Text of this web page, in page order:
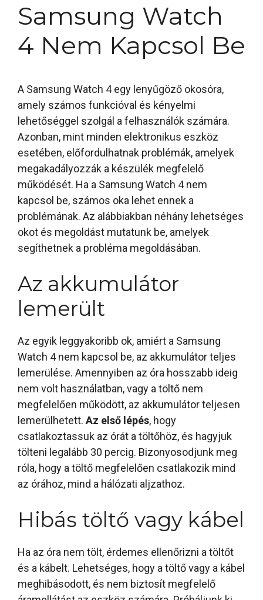
Samsung Watch
4 Nem Kapcsol Be
A Samsung Watch 4 egy lenyűgöző okosóra,
amely számos funkcióval és kényelmi
lehetőséggel szolgál a felhasználók számára.
Azonban, mint minden elektronikus eszköz
esetében, előfordulhatnak problémák, amelyek
megakadályozzák a készülék megfelelő
működését. Ha a Samsung Watch 4 nem
kapcsol be, számos oka lehet ennek a
problémának. Az alábbiakban néhány lehetséges
okot és megoldást mutatunk be, amelyek
segíthetnek a probléma megoldásában.
Az akkumulátor
lemerült
Az egyik leggyakoribb ok, amiért a Samsung
Watch 4 nem kapcsol be, az akkumulátor teljes
lemerülése. Amennyiben az óra hosszabb ideig
nem volt használatban, vagy a töltő nem
megfelelően működött, az akkumulátor teljesen
lemerülhetett. Az első lépés, hogy
csatlakoztassuk az órát a töltőhöz, és hagyjuk
tölteni legalább 30 percig. Bizonyosodjunk meg
róla, hogy a töltő megfelelően csatlakozik mind
az órához, mind a hálózati aljzathoz.
Hibás töltő vagy kábel
Ha az óra nem tölt, érdemes ellenőrizni a töltőt
és a kábelt. Lehetséges, hogy a töltő vagy a kábel
meghibásodott, és nem biztosít megfelelő